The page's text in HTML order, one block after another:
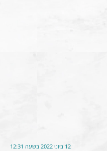
12 ביוני 2022 בשעה 12:31